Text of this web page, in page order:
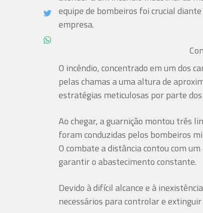
equipe de bombeiros foi crucial
empresa.
O incêndio, concentrado em um dos
pelas chamas a uma altura de
estratégias meticulosas por parte
Ao chegar, a guarnição montou três
foram conduzidas pelos bombeiros
O combate a distância contou com
garantir o abastecimento constante.
Devido à difícil alcance e à
necessários para controlar e